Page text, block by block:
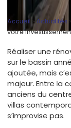
Accueil »Actualités »
votre
Réaliser une
sur le bassin
ajoutée, mais
majeur. Entre la
anciens du
villas
s’improvise pas.